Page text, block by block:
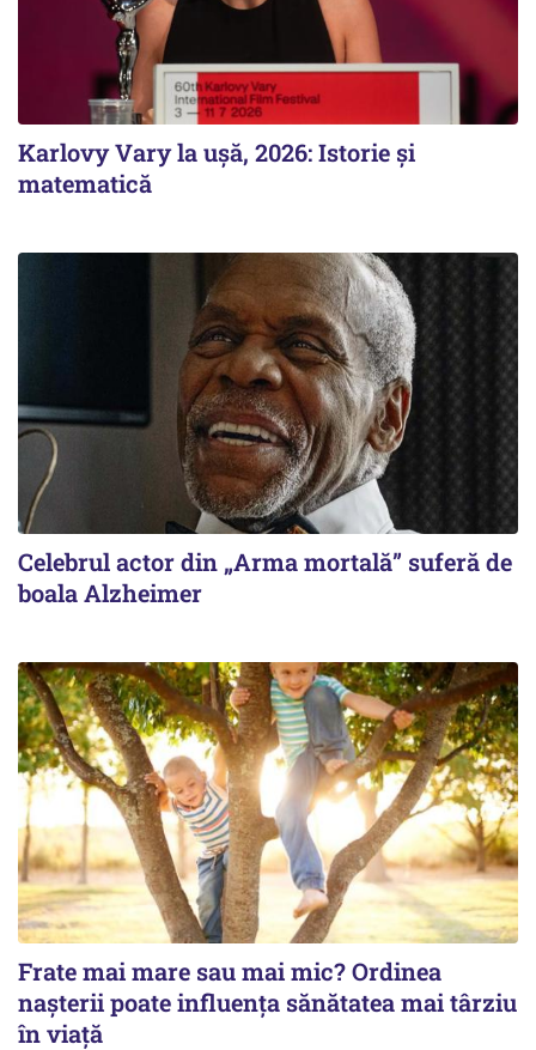
Karlovy Vary la ușă, 2026: Istorie și
matematică
Celebrul actor din „Arma mortală” suferă de
boala Alzheimer
Frate mai mare sau mai mic? Ordinea
nașterii poate influența sănătatea mai târziu
în viață